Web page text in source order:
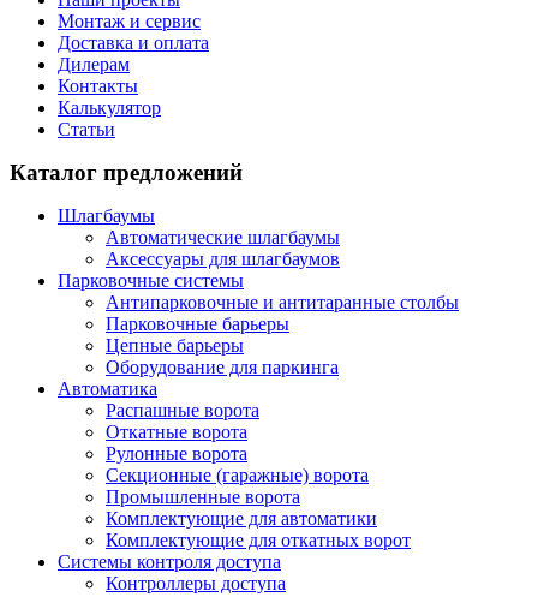
Монтаж и сервис
Доставка и оплата
Дилерам
Контакты
Калькулятор
Статьи
Каталог предложений
Шлагбаумы
Автоматические шлагбаумы
Аксессуары для шлагбаумов
Парковочные системы
Антипарковочные и антитаранные столбы
Парковочные барьеры
Цепные барьеры
Оборудование для паркинга
Автоматика
Распашные ворота
Откатные ворота
Рулонные ворота
Секционные (гаражные) ворота
Промышленные ворота
Комплектующие для автоматики
Комплектующие для откатных ворот
Системы контроля доступа
Контроллеры доступа